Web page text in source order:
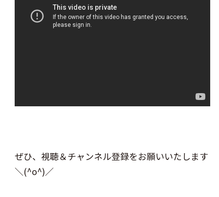
ぜひ、視聴＆チャンネル登録をお願いいたします
＼(^o^)／